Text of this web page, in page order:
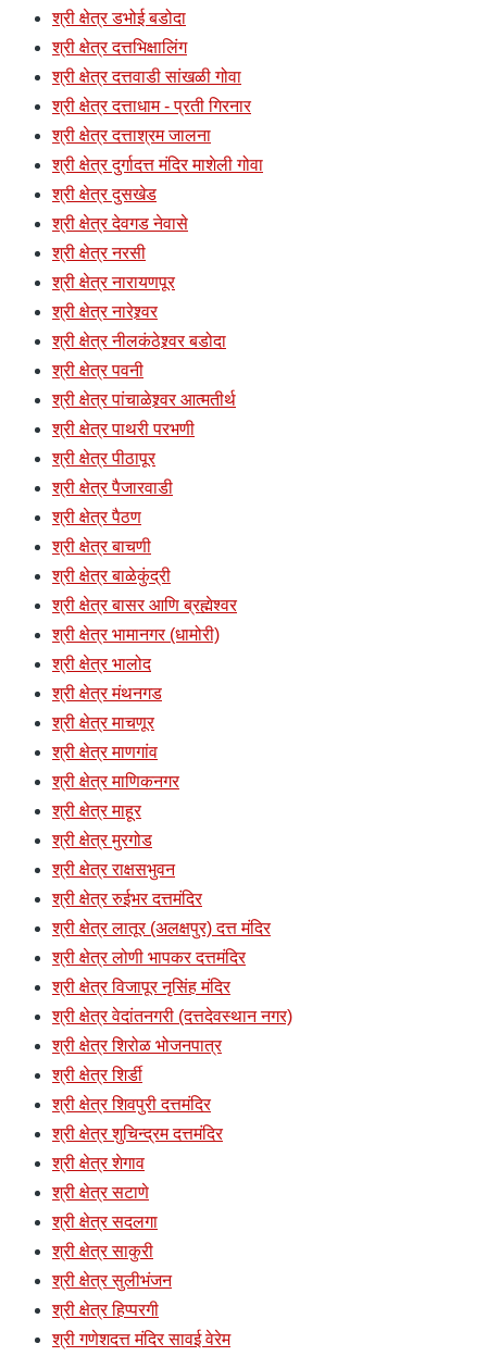
श्री क्षेत्र डभोई बडोदा
श्री क्षेत्र दत्तभिक्षालिंग
श्री क्षेत्र दत्तवाडी सांखळी गोवा
श्री क्षेत्र दत्ताधाम - प्रती गिरनार
श्री क्षेत्र दत्ताश्रम जालना
श्री क्षेत्र दुर्गादत्त मंदिर माशेली गोवा
श्री क्षेत्र दुसखेड
श्री क्षेत्र देवगड नेवासे
श्री क्षेत्र नरसी
श्री क्षेत्र नारायणपूर
श्री क्षेत्र नारेश्र्वर
श्री क्षेत्र नीलकंठेश्र्वर बडोदा
श्री क्षेत्र पवनी
श्री क्षेत्र पांचाळेश्र्वर आत्मतीर्थ
श्री क्षेत्र पाथरी परभणी
श्री क्षेत्र पीठापूर
श्री क्षेत्र पैजारवाडी
श्री क्षेत्र पैठण
श्री क्षेत्र बाचणी
श्री क्षेत्र बाळेकुंद्री
श्री क्षेत्र बासर आणि ब्रह्मेश्वर
श्री क्षेत्र भामानगर (धामोरी)
श्री क्षेत्र भालोद
श्री क्षेत्र मंथनगड
श्री क्षेत्र माचणूर
श्री क्षेत्र माणगांव
श्री क्षेत्र माणिकनगर
श्री क्षेत्र माहूर
श्री क्षेत्र मुरगोड
श्री क्षेत्र राक्षसभुवन
श्री क्षेत्र रुईभर दत्तमंदिर
श्री क्षेत्र लातूर (अलक्षपुर) दत्त मंदिर
श्री क्षेत्र लोणी भापकर दत्तमंदिर
श्री क्षेत्र विजापूर नृसिंह मंदिर
श्री क्षेत्र वेदांतनगरी (दत्तदेवस्थान नगर)
श्री क्षेत्र शिरोळ भोजनपात्र
श्री क्षेत्र शिर्डी
श्री क्षेत्र शिवपुरी दत्तमंदिर
श्री क्षेत्र शुचिन्द्रम दत्तमंदिर
श्री क्षेत्र शेगाव
श्री क्षेत्र सटाणे
श्री क्षेत्र सदलगा
श्री क्षेत्र साकुरी
श्री क्षेत्र सुलीभंजन
श्री क्षेत्र हिप्परगी
श्री गणेशदत्त मंदिर सावई वेरेम